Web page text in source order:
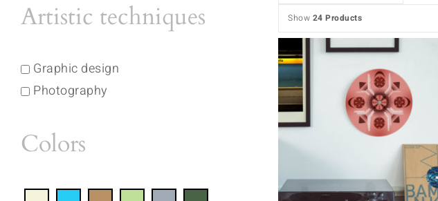
Show 24 Products
Artistic techniques
Graphic design
Photography
Colors